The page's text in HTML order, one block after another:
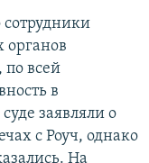
сотрудники
органов
по всей
в
заявляли о
с Роуч, однако
На